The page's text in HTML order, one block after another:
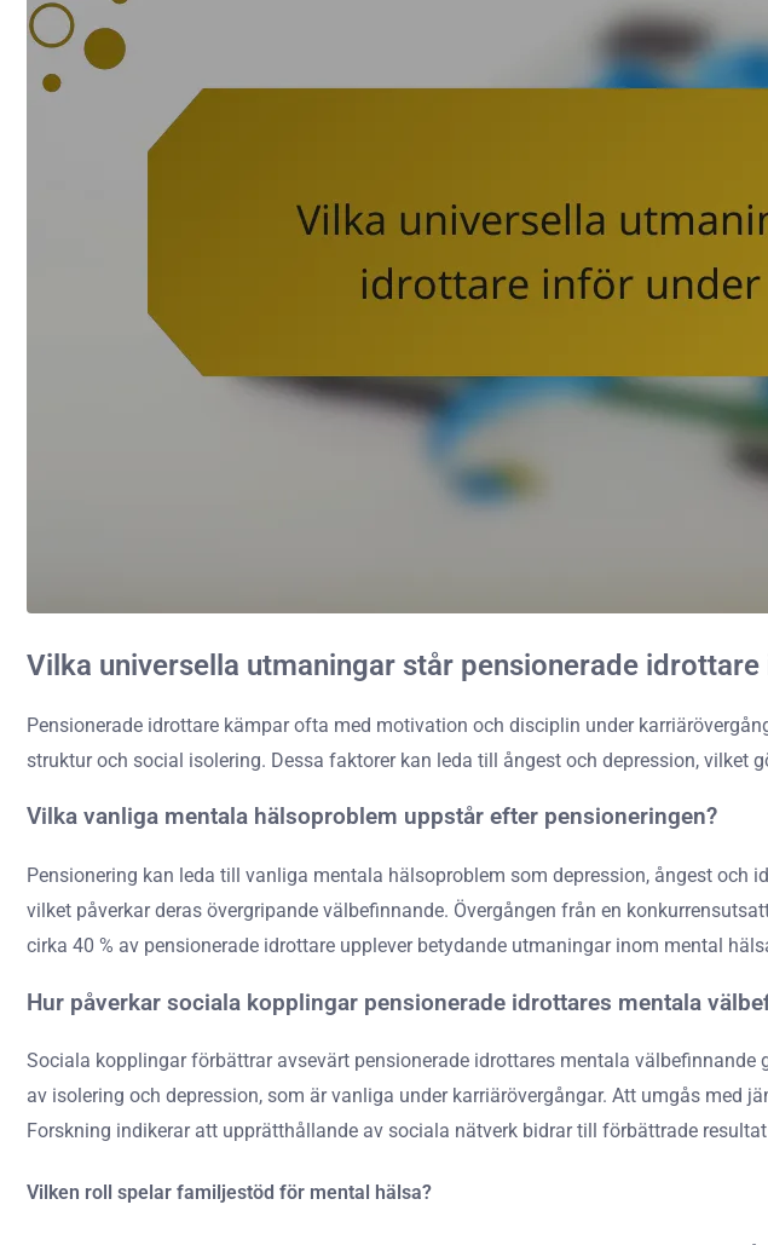
Vilka universella utmaningar står pensionerade
Pensionerade idrottare kämpar ofta med motivation och disciplin under
struktur och social isolering. Dessa faktorer kan leda till ångest och depression,
Vilka vanliga mentala hälsoproblem uppstår efter pensioneringen?
Pensionering kan leda till vanliga mentala hälsoproblem som depression, ångest
vilket påverkar deras övergripande välbefinnande. Övergången från en
cirka 40 % av pensionerade idrottare upplever betydande utmaningar inom mental
Hur påverkar sociala kopplingar pensionerade idrottares mentala
Sociala kopplingar förbättrar avsevärt pensionerade idrottares mentala
av isolering och depression, som är vanliga under karriärövergångar. Att umgås
Forskning indikerar att upprätthållande av sociala nätverk bidrar till förbättrade
Vilken roll spelar familjestöd för mental hälsa?